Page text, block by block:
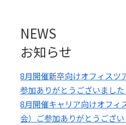
NEWS
お知らせ
8月開催新卒向けオフィスツ
参加ありがとうございました
8月開催キャリア向けオフィ
会）ご参加ありがとうござい